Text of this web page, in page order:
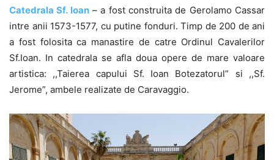
Catedrala Sf. Ioan– a fost construita de Gerolamo Cassar
intre anii 1573-1577, cu putine fonduri. Timp de 200 de ani
a fost folosita ca manastire de catre Ordinul Cavalerilor
Sf.Ioan. In catedrala se afla doua opere de mare valoare
artistica: ,,Taierea capului Sf. Ioan Botezatorul” si ,,Sf.
Jerome”, ambele realizate de Caravaggio.